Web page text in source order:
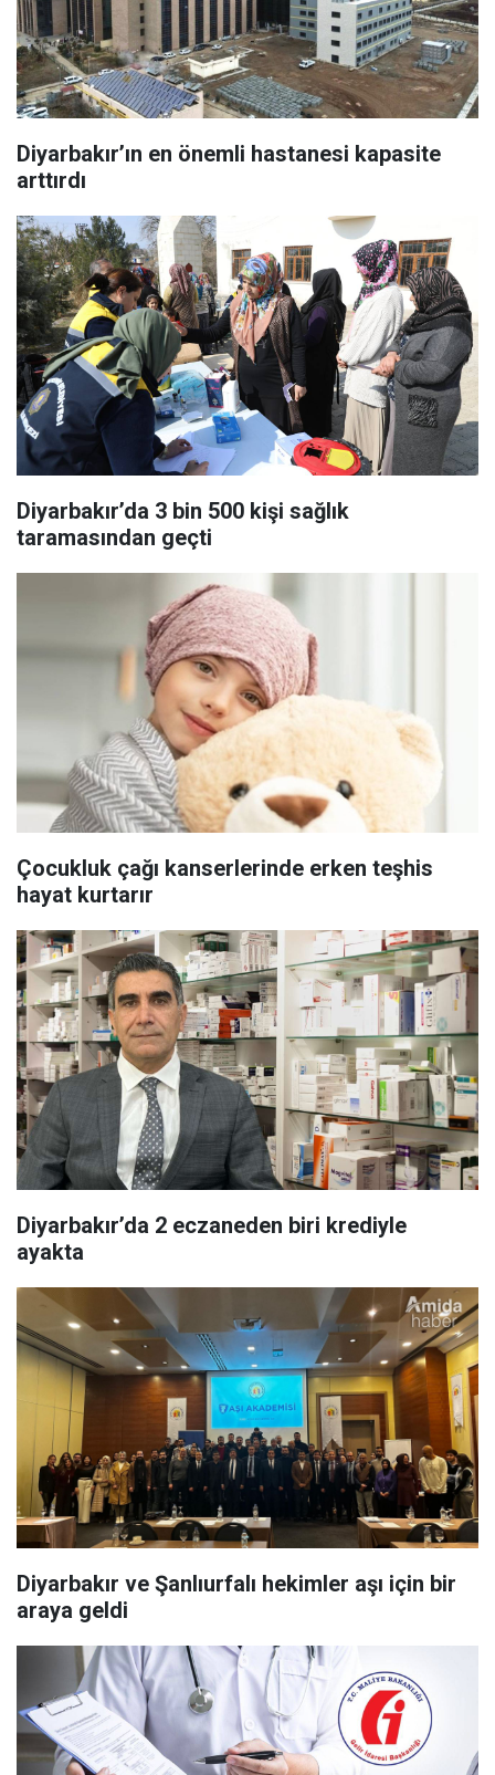
Diyarbakır’ın en önemli hastanesi kapasite
arttırdı
Diyarbakır’da 3 bin 500 kişi sağlık
taramasından geçti
Çocukluk çağı kanserlerinde erken teşhis
hayat kurtarır
Diyarbakır’da 2 eczaneden biri krediyle
ayakta
Diyarbakır ve Şanlıurfalı hekimler aşı için bir
araya geldi